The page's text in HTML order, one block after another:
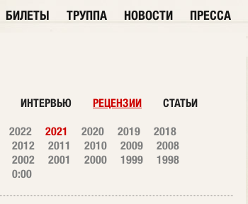
БИЛЕТЫ ТРУППА НОВОСТИ ПРЕССА
ИНТЕРВЬЮ РЕЦЕНЗИИ СТАТЬИ
2022 2021 2020 2019
2018
2012 2011 2010 2009
2008
2002 2001 2000 1999
1998
0:00